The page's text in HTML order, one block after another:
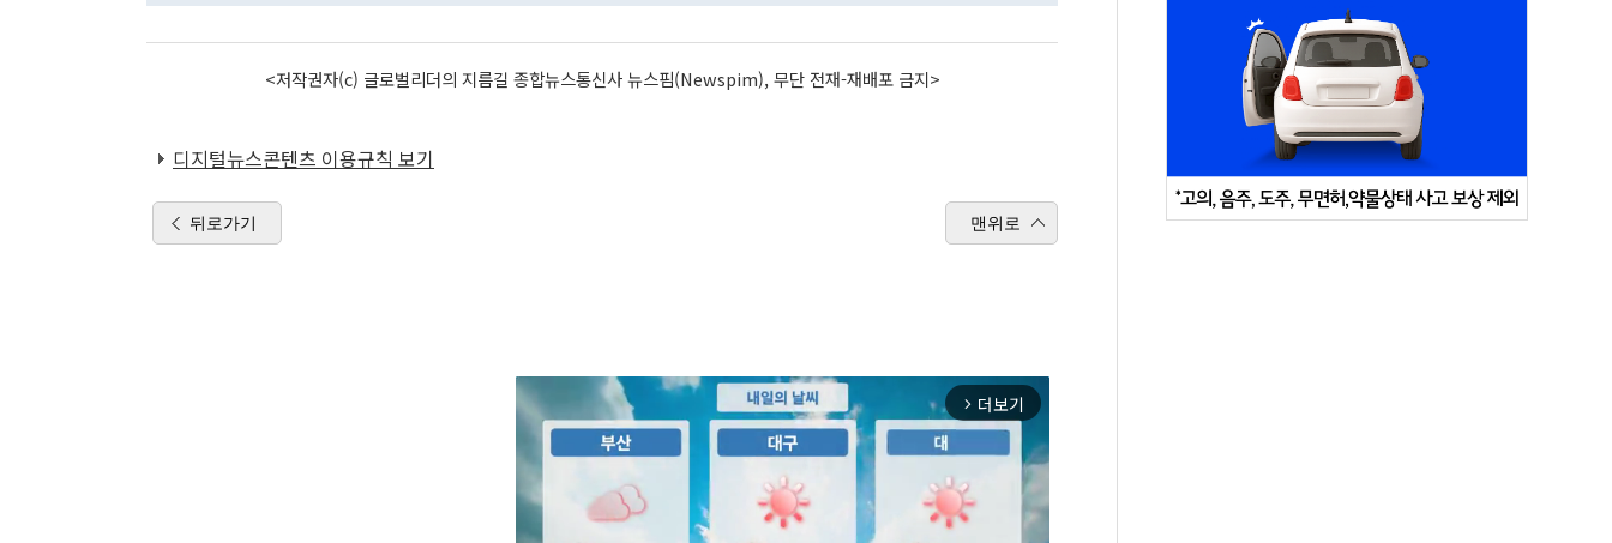
<저작권자(c) 글로벌리더의 지름길 종합뉴스통신사 뉴스핌(Newspim), 무단 전재-재배포 금지>
디지털뉴스콘텐츠 이용규칙 보기
뒤로가기 맨위로
arrow_forward_ios 더보기